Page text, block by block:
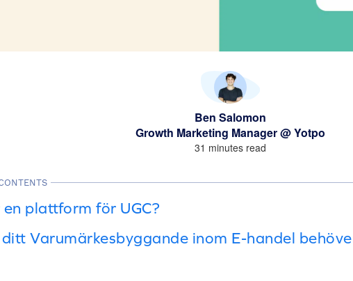
Ben Salomon
Growth Marketing Manager @ Yotpo
31 minutes read
plattform för UGC?
Varumärkesbyggande inom E-handel